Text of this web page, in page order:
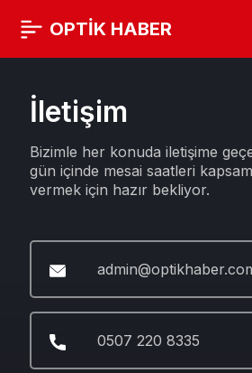
OPTİK HABER
İletişim
Bizimle her konuda iletişime
gün içinde mesai saatleri
vermek için hazır bekliyor.
0507 220 8335